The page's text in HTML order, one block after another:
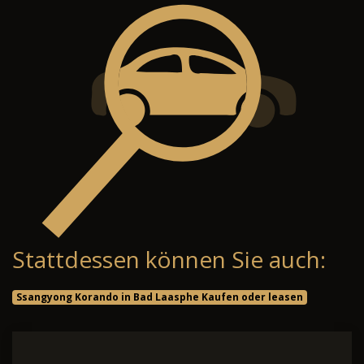
Stattdessen können Sie auch:
Ssangyong Korando in Bad Laasphe Kaufen oder leasen